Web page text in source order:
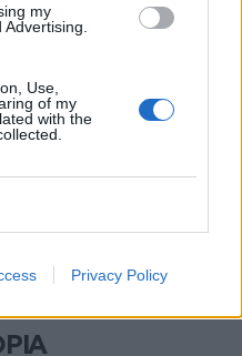
my
Use,
of my
with the
Privacy Policy
που
μας στα αποτελέσματα